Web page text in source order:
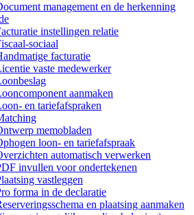
management en de herkenning
instellingen relatie
sociaal
facturatie
vaste medewerker
aanmaken
en tariefafspraken
memobladen
loon- en tariefafspraak
automatisch verwerken
invullen voor ondertekenen
vastleggen
forma in de declaratie
en plaatsing aanmaken